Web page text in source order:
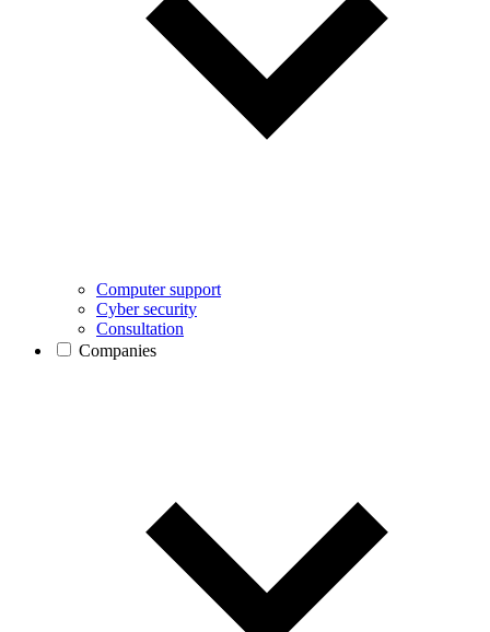
Computer support
Cyber security
Consultation
Companies